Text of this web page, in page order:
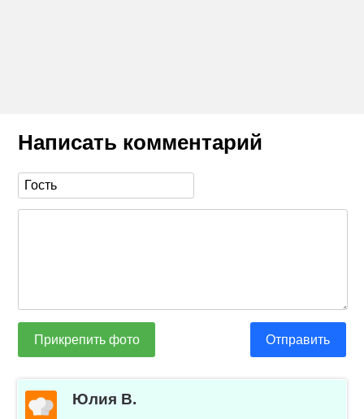
Написать комментарий
Прикрепить фото Отправить
Юлия В.